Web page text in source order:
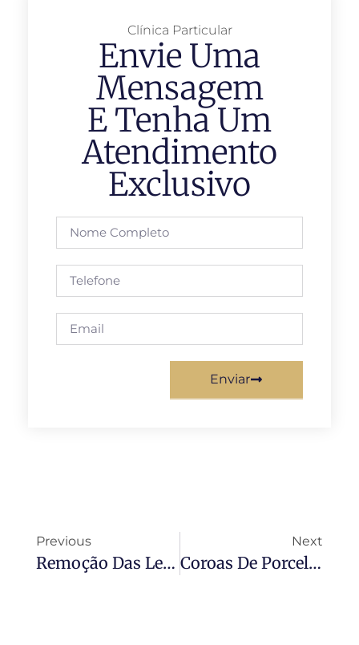
Envie Uma
Mensagem
E Tenha Um
Atendimento
Exclusivo
Enviar
Clínica Particular
Previous
Remoção Das Lentes De Porcelana Com O Laser De Erbium Yag Na Vila Mariana
Next
Coroas De Porcelana Em Moema